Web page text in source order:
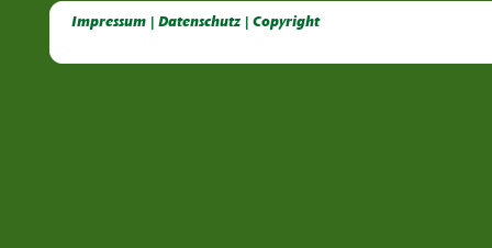
Impressum | Datenschutz | Copyright